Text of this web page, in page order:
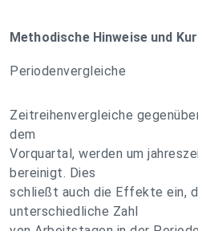
Methodische Hinweise und
Periodenvergleiche
Zeitreihenvergleiche
dem
Vorquartal, werden um
bereinigt. Dies
schließt auch die Effekte ein,
unterschiedliche Zahl